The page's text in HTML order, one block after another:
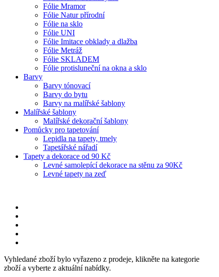
Fólie Mramor
Fólie Natur přírodní
Fólie na sklo
Fólie UNI
Fólie Imitace obklady a dlažba
Fólie Metráž
Fólie SKLADEM
Fólie protisluneční na okna a sklo
Barvy
Barvy tónovací
Barvy do bytu
Barvy na malířské šablony
Malířské šablony
Malířské dekorační šablony
Pomůcky pro tapetování
Lepidla na tapety, tmely
Tapetářské nářadí
Tapety a dekorace od 90 Kč
Levné samolepící dekorace na stěnu za 90Kč
Levné tapety na zeď
Vyhledané zboží bylo vyřazeno z prodeje, klikněte na kategorie
zboží a vyberte z aktuální nabídky.